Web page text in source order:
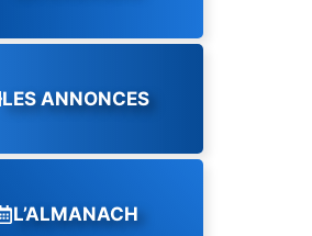
LES ANNONCES
L’ALMANACH